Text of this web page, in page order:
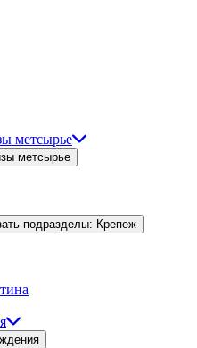
метсырье
метсырье
подразделы: Крепеж